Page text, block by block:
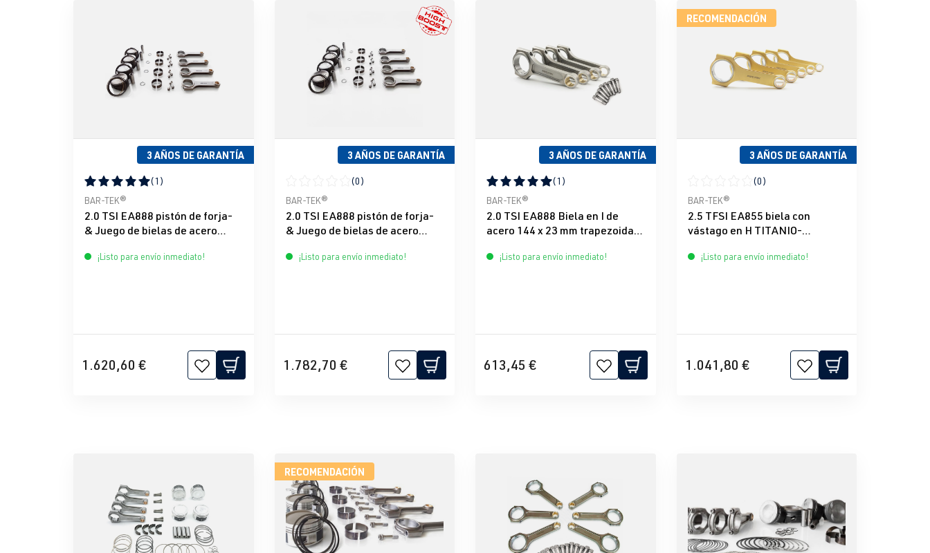
3 AÑOS DE GARANTÍA
Calificación promedio de 5 de 5 estrellas
(1)
BAR-TEK®
2.0 TSI EA888 pistón de forja-
& Juego de bielas de acero
¡Listo para envío inmediato!
1.620,60 €
3 AÑOS DE GARANTÍA
Calificación promedio de 0 de 5 estrellas
(0)
BAR-TEK®
2.0 TSI EA888 pistón de forja-
& Juego de bielas de acero
¡Listo para envío inmediato!
1.782,70 €
3 AÑOS DE GARANTÍA
Calificación promedio de 5 de 5 estrellas
(1)
BAR-TEK®
2.0 TSI EA888 Biela en I de
acero 144 x 23 mm trapezoidal
¡Listo para envío inmediato!
613,45 €
RECOMENDACIÓN
3 AÑOS DE GARANTÍA
Calificación promedio de 0 de 5 estrellas
(0)
BAR-TEK®
2.5 TFSI EA855 biela con
vástago en H TITANIO-
¡Listo para envío inmediato!
1.041,80 €
RECOMENDACIÓN